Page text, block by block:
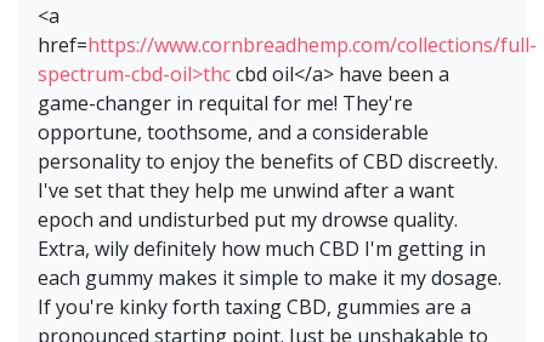
<a
href=https://www.cornbreadhemp.com/collections/full-
spectrum-cbd-oil>thccbd oil</a> have been a
game-changer in requital for me! They're
opportune, toothsome, and a considerable
personality to enjoy the benefits of CBD discreetly.
I've set that they help me unwind after a want
epoch and undisturbed put my drowse quality.
Extra, wily definitely how much CBD I'm getting in
each gummy makes it simple to make it my dosage.
If you're kinky forth taxing CBD, gummies are a
pronounced starting point. Just be unshakable to